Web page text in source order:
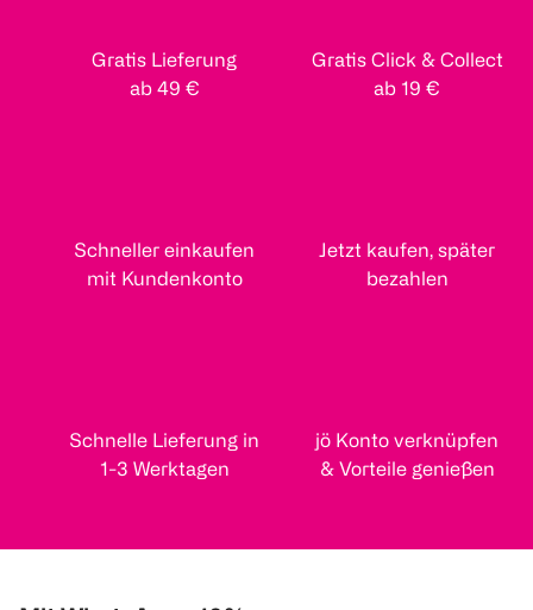
Gratis Lieferung
ab 49 €
Gratis Click & Collect
ab 19 €
Schneller einkaufen
mit Kundenkonto
Jetzt kaufen, später
bezahlen
Schnelle Lieferung in
1-3 Werktagen
jö Konto verknüpfen
& Vorteile genießen